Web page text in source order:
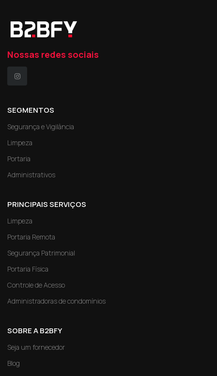
Nossas redes sociais
SEGMENTOS
Segurança e Vigilância
Limpeza
Portaria
Administrativos
PRINCIPAIS SERVIÇOS
Limpeza
Portaria Remota
Segurança Patrimonial
Portaria Física
Controle de Acesso
Administradoras de condomínios
SOBRE A B2BFY
Seja um fornecedor
Blog